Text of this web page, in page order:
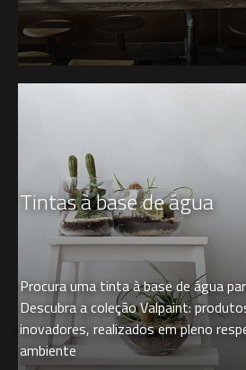
Tintas à base de água
Procura uma tinta à base de água
Descubra a coleção Valpaint:
inovadores, realizados em pleno
ambiente